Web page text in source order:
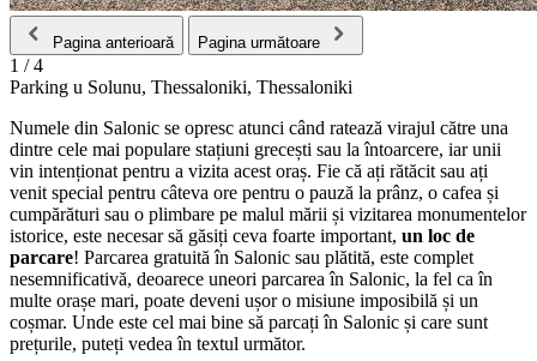
Pagina anterioară Pagina următoare
1 /4
Parking u Solunu, Thessaloniki, Thessaloniki
Numele din Salonic se opresc atunci când ratează virajul către una
dintre cele mai populare stațiuni grecești sau la întoarcere, iar unii
vin intenționat pentru a vizita acest oraș. Fie că ați rătăcit sau ați
venit special pentru câteva ore pentru o pauză la prânz, o cafea și
cumpărături sau o plimbare pe malul mării și vizitarea monumentelor
istorice, este necesar să găsiți ceva foarte important, un loc de
parcare! Parcarea gratuită în Salonic sau plătită, este complet
nesemnificativă, deoarece uneori parcarea în Salonic, la fel ca în
multe orașe mari, poate deveni ușor o misiune imposibilă și un
coșmar. Unde este cel mai bine să parcați în Salonic și care sunt
prețurile, puteți vedea în textul următor.